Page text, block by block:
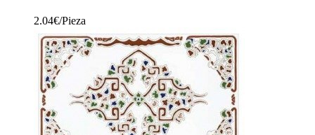
2.04€/Pieza